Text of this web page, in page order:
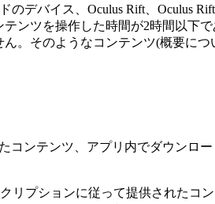
デバイス、Oculus Rift、Oculus
ンツを操作した時間が2時間以下
。そのようなコンテンツ(概要につ
ンテンツ、アプリ内でダウンロ
リプションに従って提供されたコ